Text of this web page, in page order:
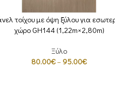
τοίχου με όψη ξύλου για
χώρο GH144 (1,22m×2,80m)
Ξύλο
80.00€– 95.00€